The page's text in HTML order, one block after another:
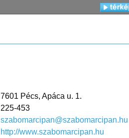
7601 Pécs, Apáca u. 1.
225-453
szabomarcipan@szabomarcipan.hu
http://www.szabomarcipan.hu